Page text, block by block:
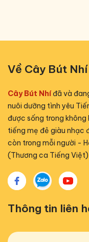
Về Cây Bút Nhí
Cây Bút Nhíđã và
nuôi dưỡng tình yêu
được sống trong
tiếng mẹ đẻ giàu nhạc
còn trong mỗi người -
(Thương ca Tiếng Việt)
Thông tin liên